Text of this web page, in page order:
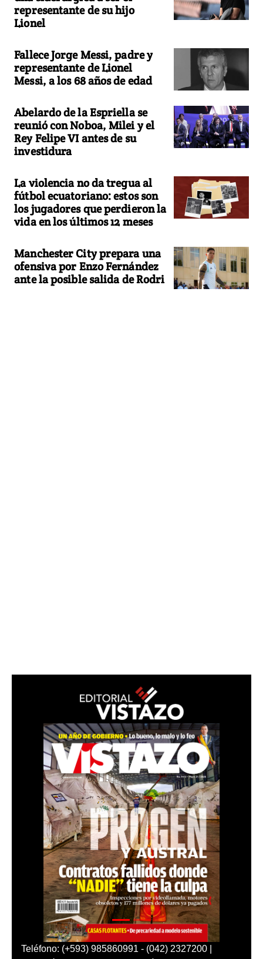
representante de su hijo
Lionel
Fallece Jorge Messi, padre y
representante de Lionel
Messi, a los 68 años de edad
Abelardo de la Espriella se
reunió con Noboa, Milei y el
Rey Felipe VI antes de su
investidura
La violencia no da tregua al
fútbol ecuatoriano: estos son
los jugadores que perdieron la
vida en los últimos 12 meses
Manchester City prepara una
ofensiva por Enzo Fernández
ante la posible salida de Rodri
Teléfono: (+593) 985860991 - (042) 2327200 |